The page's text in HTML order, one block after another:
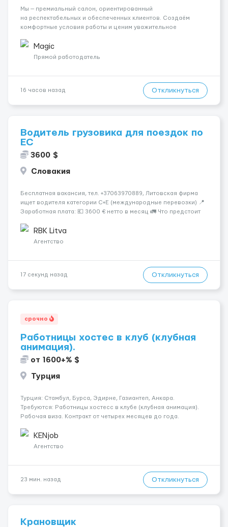
Мы — премиальный салон, ориентированный
на респектабельных и обеспеченных клиентов. Создаём
комфортные условия работы и ценим уважительное
💎 Высокий доход — от 2000 € в неделю и выше 💎 Честная
сис...
Magic
Прямой работодатель
16 часов назад Откликнуться
Водитель грузовика для поездок по
ЕС
3600 $
Словакия
Бесплатная вакансия, тел. +37063970889, Литовская фирма
ищет водителя категории C+E (международные перевозки) 📍
Заработная плата: 💶 3600 € нетто в месяц 🚛 Что предстоит
рефрижераторах. В среднем 400–500 км в день. Погрузки и
разгрузки...
RBK Litva
Агентство
17 секунд назад Откликнуться
срочно
Работницы хостес в клуб (клубная
анимация).
от 1600+% $
Турция
Турция: Стамбул, Бурса, Эдирне, Газиантеп, Анкара.
Требуются: Работницы хостесc в клубе (клубная анимация).
Рабочая виза. Контракт от четырех месяцев до года.
страховка. Высокая зарплата + %. Легально. Безопасно.
*Коммуникабел...
KENjob
Агентство
23 мин. назад Откликнуться
Крановщик